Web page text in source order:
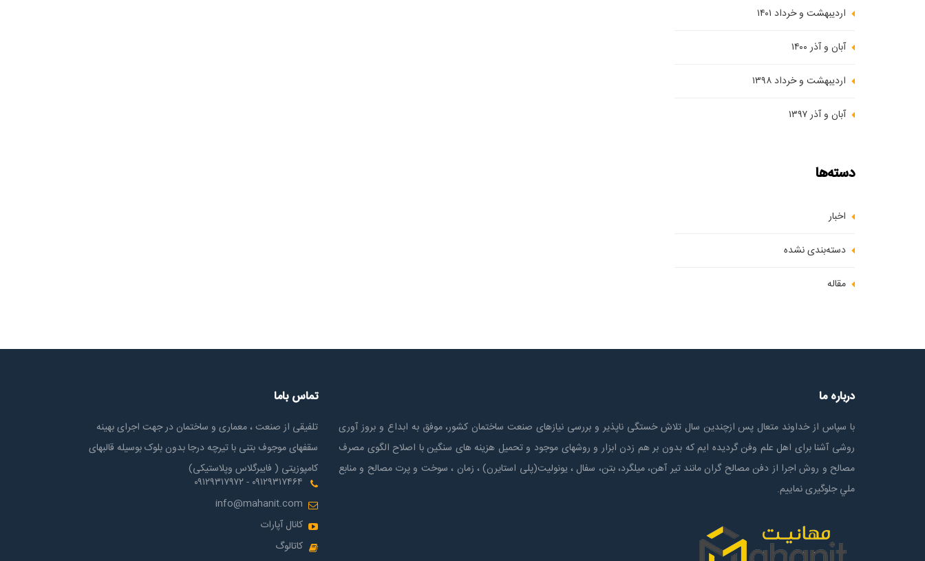
اردیبهشت و خرداد ۱۴۰۱
آبان و آذر ۱۴۰۰
اردیبهشت و خرداد ۱۳۹۸
آبان و آذر ۱۳۹۷
دسته‌ها
اخبار
دسته‌بندی نشده
مقاله
درباره ما
با سپاس از خداوند متعال پس ازچندين سال تلاش خستگی ناپذير و بررسی نیازهای صنعت ساختمان كشور، موفق به ابداع و بروز آوری
روشی آشنا برای اهل علم وفن گردیده ایم که بدون بر هم زدن ابزار و روشهای موجود و تحمیل هزینه های سنگین با اصلاح الگوی مصرف
مصالح و روش اجرا از دفن مصالح گران مانند تیر آهن، میلگرد، بتن، سفال ، یونولیت(پلی استايرن) ، زمان ، سوخت و پرت مصالح و منابع
ملي جلوگیری نماییم.
تماس باما
تلفیقی از صنعت ، معماری و ساختمان در جهت اجرای بهینه
سقفهای موجوف بتنی با تیرچه درجا بدون بلوک بوسیله قالبهای
کامپوزیتی ( فایبرگلاس وپلاستیکی)
۰۹۱۲۹۳۱۷۴۶۴ - ۰۹۱۲۹۳۱۷۹۷۲
info@mahanit.com
کانال آپارات
کاتالوگ